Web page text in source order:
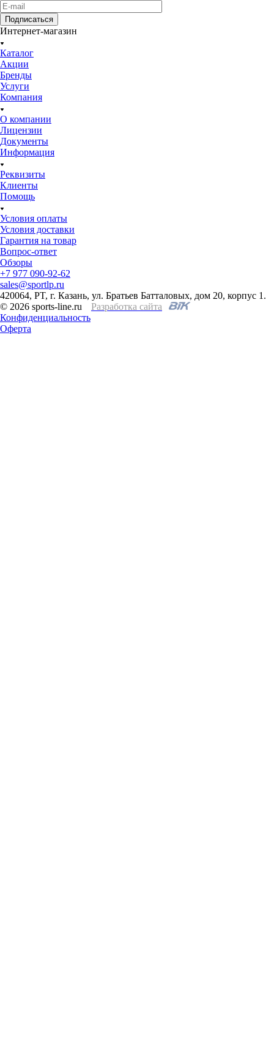
Подписаться
Интернет-магазин
Каталог
Акции
Бренды
Услуги
Компания
О компании
Лицензии
Документы
Информация
Реквизиты
Клиенты
Помощь
Условия оплаты
Условия доставки
Гарантия на товар
Вопрос-ответ
Обзоры
+7 977 090-92-62
sales@sportlp.ru
420064, PT, г. Казань, ул. Братьев Батталовых, дом 20, корпус 1.
© 2026 sports-line.ru
Разработка сайта
Конфиденциальность
Оферта